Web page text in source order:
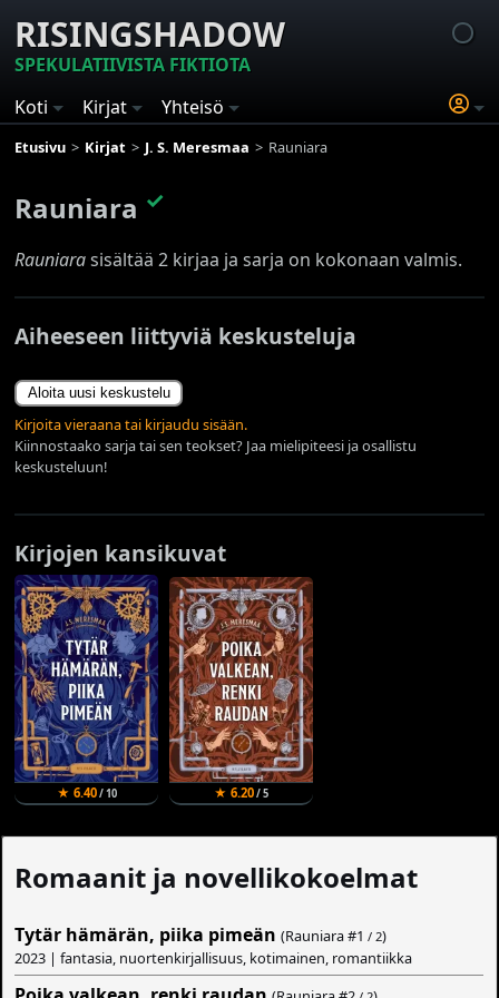
RISINGSHADOW
SPEKULATIIVISTA FIKTIOTA
Koti
Kirjat Yhteisö
Etusivu Kirjat J. S. Meresmaa Rauniara
Rauniara ✓
Rauniarasisältää 2 kirjaa ja sarja on kokonaan valmis.
Aiheeseen liittyviä keskusteluja
Aloita uusi keskustelu
Kirjoita vieraana tai kirjaudu sisään.
Kiinnostaako sarja tai sen teokset? Jaa mielipiteesi ja osallistu
keskusteluun!
Kirjojen kansikuvat
★ 6.40/ 10 ★ 6.20/ 5
Romaanit ja novellikokoelmat
Tytär hämärän, piika pimeän (Rauniara #1 / 2)
2023 | fantasia, nuortenkirjallisuus, kotimainen, romantiikka